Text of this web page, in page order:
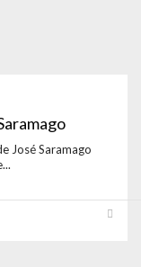
José Saramago